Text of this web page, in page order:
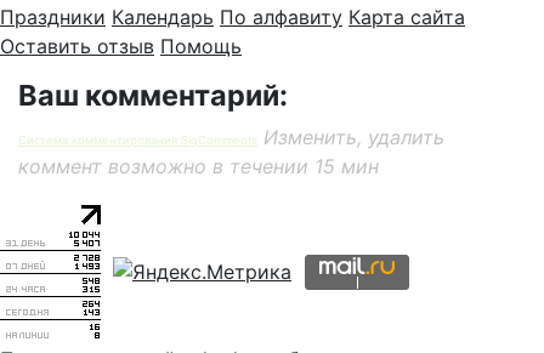
Праздники Календарь По алфавиту Карта сайта
Оставить отзыв Помощь
Ваш комментарий:
Система комментирования SigComments
Изменить, удалить
коммент возможно в течении 15 мин